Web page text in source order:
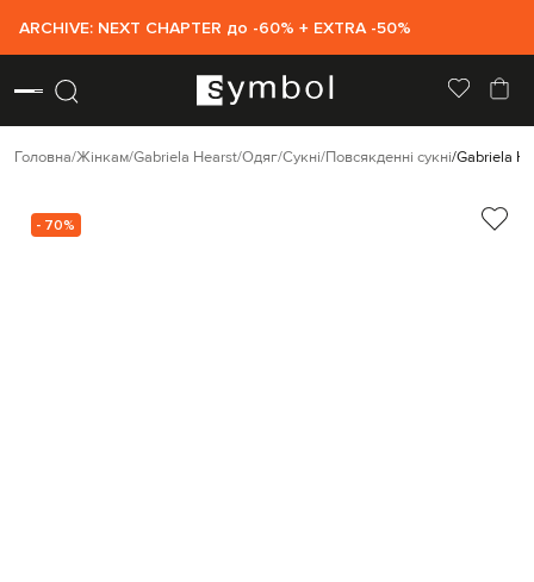
ARCHIVE: NEXT CHAPTER до -60% + EXTRA -50%
Головна Жінкам Gabriela Hearst Одяг Сукні Повсякденні сукні Gabriela
- 70%